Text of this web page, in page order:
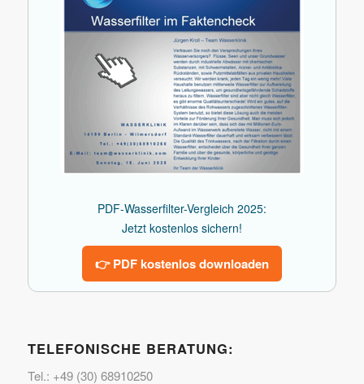
PDF-Wasserfilter-Vergleich 2025:
Jetzt kostenlos sichern!
👉 PDF kostenlos downloaden
TELEFONISCHE BERATUNG:
Tel.: +49 (30) 68910250